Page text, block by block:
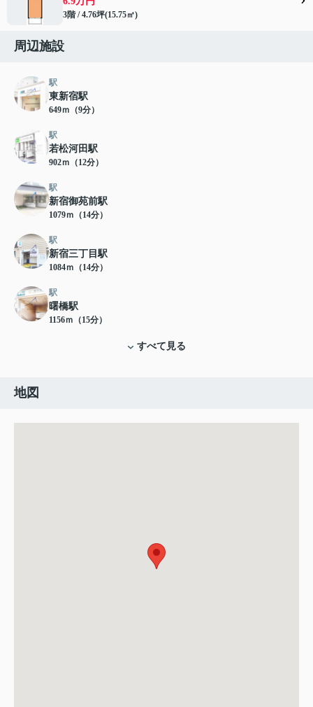
3階 / 4.76坪(15.75㎡)
周辺施設
駅
東新宿駅
649ｍ（9分）
駅
若松河田駅
902ｍ（12分）
駅
新宿御苑前駅
1079ｍ（14分）
駅
新宿三丁目駅
1084ｍ（14分）
駅
曙橋駅
1156ｍ（15分）
すべて見る
地図